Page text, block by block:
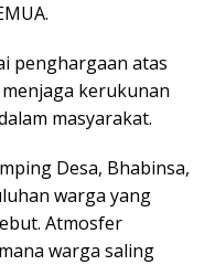
penghargaan atas
kerukunan
masyarakat.
Desa, Bhabinsa,
warga yang
Atmosfer
warga saling